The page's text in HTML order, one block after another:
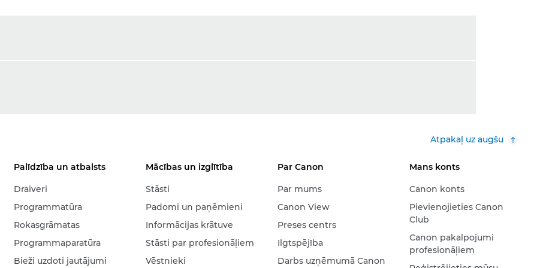
Atpakaļ uz augšu
Palīdzība un atbalsts
Draiveri
Programmatūra
Rokasgrāmatas
Programmaparatūra
Bieži uzdoti jautājumi
Mācības un izglītība
Stāsti
Padomi un paņēmieni
Informācijas krātuve
Stāsti par profesionāļiem
Vēstnieki
Par Canon
Par mums
Canon View
Preses centrs
Ilgtspējība
Darbs uzņēmumā Canon
Mans konts
Canon konts
Pievienojieties Canon
Club
Canon pakalpojumi
profesionāļiem